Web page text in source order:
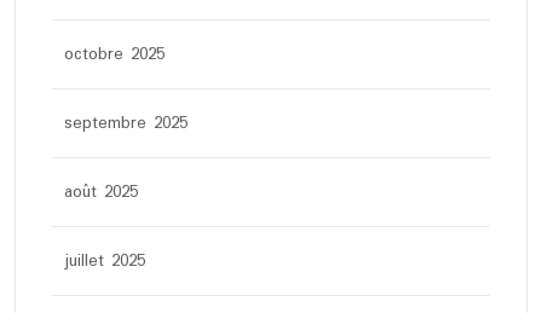
octobre 2025
septembre 2025
août 2025
juillet 2025